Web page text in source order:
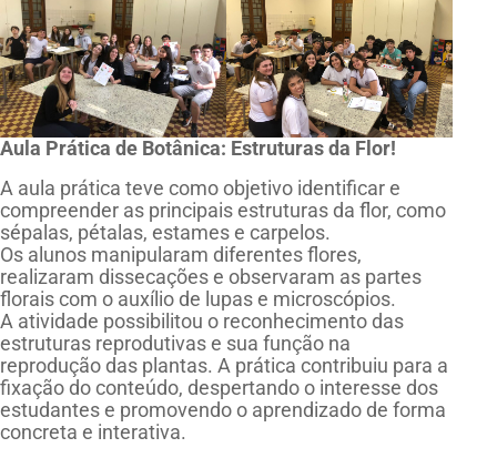
Aula Prática de Botânica: Estruturas da Flor!
A aula prática teve como objetivo identificar e
compreender as principais estruturas da flor, como
sépalas, pétalas, estames e carpelos.
Os alunos manipularam diferentes flores,
realizaram dissecações e observaram as partes
florais com o auxílio de lupas e microscópios.
A atividade possibilitou o reconhecimento das
estruturas reprodutivas e sua função na
reprodução das plantas. A prática contribuiu para a
fixação do conteúdo, despertando o interesse dos
estudantes e promovendo o aprendizado de forma
concreta e interativa.